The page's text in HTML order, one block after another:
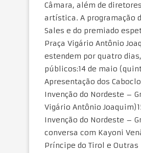
Câmara, além de
artística. A programação
Sales e do premiado
Praça Vigário Antônio
estendem por quatro
públicos:14 de maio
Apresentação dos
Invenção do Nordeste –
Vigário Antônio
Invenção do Nordeste –
conversa com Kayoni
Príncipe do Tirol e